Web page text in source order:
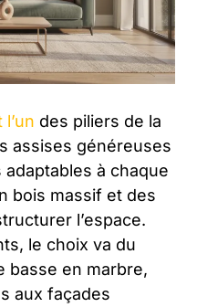
des piliers de la
assises généreuses
adaptables à chaque
bois massif et des
l’espace.
le choix va du
basse en marbre,
aux façades